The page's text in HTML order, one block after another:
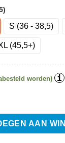
S (36 - 38,5)
(45,5+)
worden) i
Tec Deep
AAN